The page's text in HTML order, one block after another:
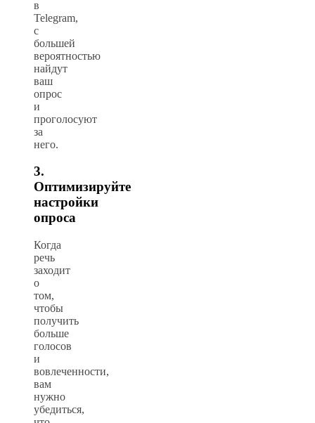
в
Telegram,
с
большей
вероятностью
найдут
ваш
опрос
и
проголосуют
за
него.
3.
Оптимизируйте
настройки
опроса
Когда
речь
заходит
о
том,
чтобы
получить
больше
голосов
и
вовлеченности,
вам
нужно
убедиться,